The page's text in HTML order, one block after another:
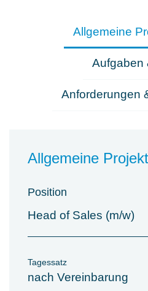
Allgemeine
Aufgaben
Anforderungen
Allgemeine
Position
Head of Sales (m/w)
Tagessatz
nach Vereinbarung